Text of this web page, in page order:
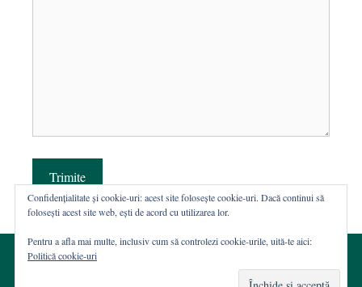
Trimite
Confidențialitate și cookie-uri: acest site folosește cookie-uri. Dacă continui să
folosești acest site web, ești de acord cu utilizarea lor.
Pentru a afla mai multe, inclusiv cum să controlezi cookie-urile, uită-te aici:
Politică cookie-uri